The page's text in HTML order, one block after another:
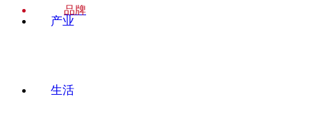
产业
生活
品牌